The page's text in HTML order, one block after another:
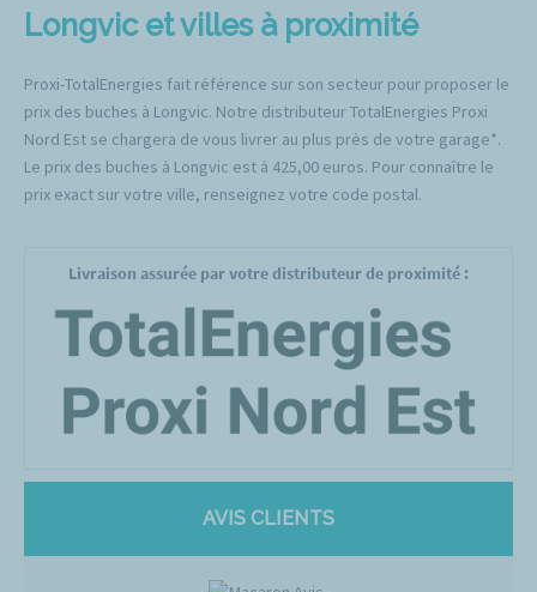
Longvic et villes à proximité
Proxi-TotalEnergies fait référence sur son secteur pour proposer le
prix des buches à Longvic. Notre distributeur TotalEnergies Proxi
Nord Est se chargera de vous livrer au plus près de votre garage*.
Le prix des buches à Longvic est à 425,00 euros. Pour connaître le
prix exact sur votre ville, renseignez votre code postal.
Livraison assurée par votre distributeur de proximité :
AVIS CLIENTS